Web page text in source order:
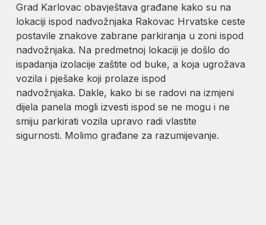
Grad Karlovac obavještava građane kako su na
lokaciji ispod nadvožnjaka Rakovac Hrvatske ceste
postavile znakove zabrane parkiranja u zoni ispod
nadvožnjaka. Na predmetnoj lokaciji je došlo do
ispadanja izolacije zaštite od buke, a koja ugrožava
vozila i pješake koji prolaze ispod
nadvožnjaka. Dakle, kako bi se radovi na izmjeni
dijela panela mogli izvesti ispod se ne mogu i ne
smiju parkirati vozila upravo radi vlastite
sigurnosti. Molimo građane za razumijevanje.